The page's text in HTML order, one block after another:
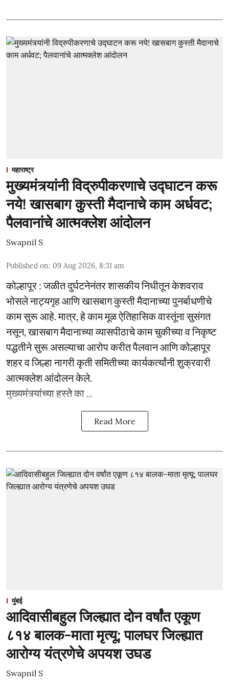
महाराष्ट्र
मुख्यमंत्र्यांनी विद्रुपीकरणाचे उद्घाटन करू
नये! खासबाग कुस्ती मैदानाचे काम अर्धवट;
पैलवानांचे आत्मक्लेश आंदोलन
Swapnil S
Published on: 09 Aug 2026, 8:31 am
कोल्हापूर : जळीत दुर्घटनेनंतर शासकीय निधीतून केशवराव
भोसले नाट्यगृह आणि खासबाग कुस्ती मैदानाच्या पुनर्बाधणीचे
काम सुरू आहे. मात्र, हे काम मूळ ऐतिहासिक वास्तूंना सुसंगत
नसून, खासबाग मैदानाच्या व्यासपीठाचे काम चुकीच्या व निकृष्ट
पद्धतीने सुरू असल्याचा आरोप करीत पैलवान आणि कोल्हापूर
शहर व जिल्हा नागरी कृती समितीच्या कार्यकर्त्यांनी शुक्रवारी
आत्मक्लेश आंदोलन केले.
मुख्यमंत्र्यांच्या हस्ते का ...
Read More
मुंबई
आदिवासीबहुल जिल्ह्यात दोन वर्षांत एकूण
८१४ बालक-माता मृत्यू; पालघर जिल्ह्यात
आरोग्य यंत्रणेचे अपयश उघड
Swapnil S